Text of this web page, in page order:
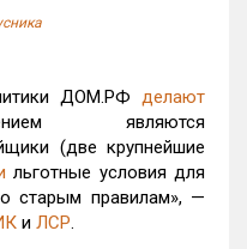
ДОМ.РФ делают
являются
(две крупнейшие
льготные условия для
старым правилам», —
и ЛСР.